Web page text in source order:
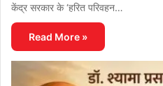
केंद्र सरकार के ‘हरित परिवहन…
Read More »